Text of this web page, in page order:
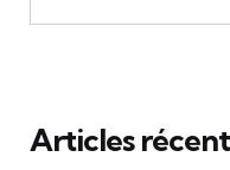
Articles